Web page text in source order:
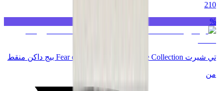
210
%
تي شيرت Fear of God x Essentials Core Collection بيج داكن منقط
من